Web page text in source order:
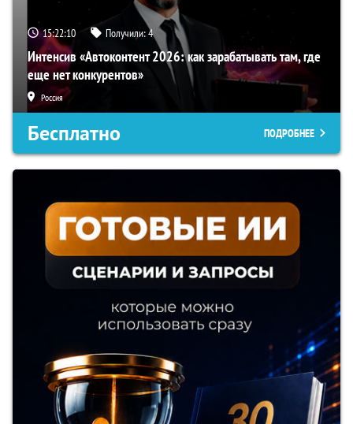
15:22:09 Получили:4
Интенсив «Автоконтент 2026: как зарабатывать там, где
еще нет конкурентов»
Россия
Бесплатно ПОДРОБНЕЕ